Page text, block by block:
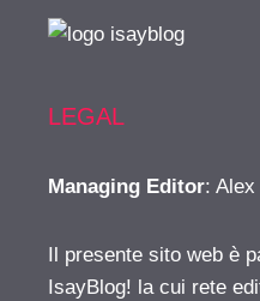
LEGAL
Managing Editor:
Il presente sito web è
IsayBlog! la cui rete